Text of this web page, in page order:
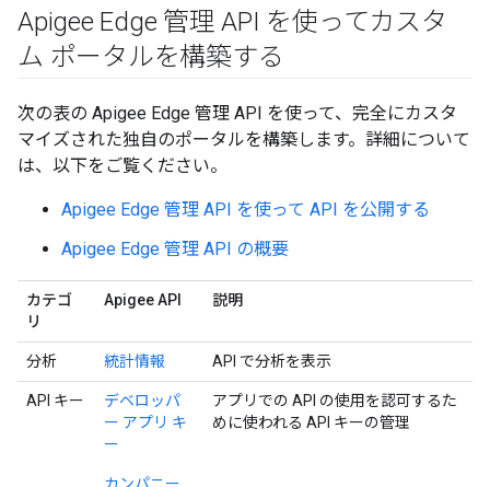
Apigee Edge 管理 API を使ってカスタ
ム ポータルを構築する
次の表の Apigee Edge 管理 API を使って、完全にカスタ
マイズされた独自のポータルを構築します。詳細について
は、以下をご覧ください。
Apigee Edge 管理 API を使って API を公開する
Apigee Edge 管理 API の概要
カテゴ
リ
Apigee API 説明
分析 統計情報 API で分析を表示
API キー
デベロッパ
ー アプリ キ
ー
アプリでの API の使用を認可するた
めに使われる API キーの管理